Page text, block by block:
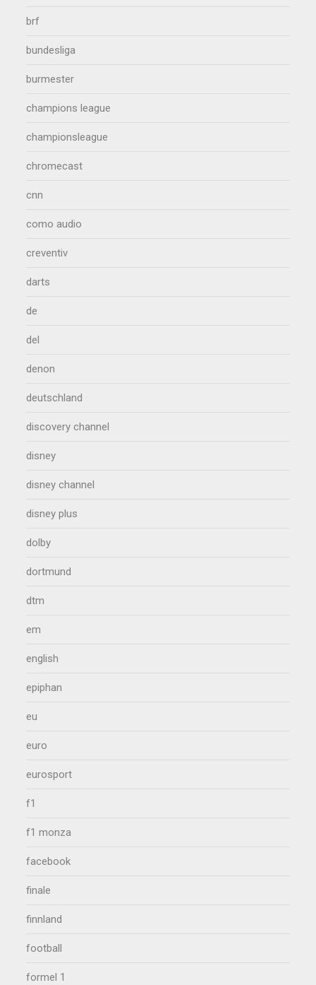
brf
bundesliga
burmester
champions league
championsleague
chromecast
cnn
como audio
creventiv
darts
de
del
denon
deutschland
discovery channel
disney
disney channel
disney plus
dolby
dortmund
dtm
em
english
epiphan
eu
euro
eurosport
f1
f1 monza
facebook
finale
finnland
football
formel 1